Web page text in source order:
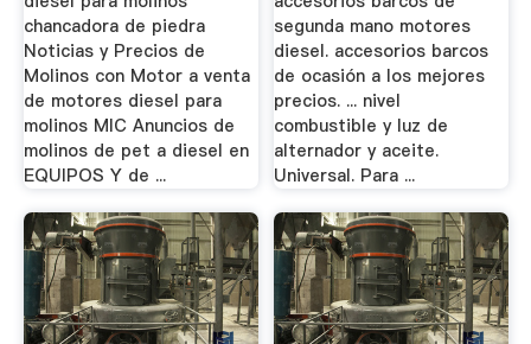
chancadora de piedra
Noticias y Precios de
Molinos con Motor a venta
de motores diesel para
molinos MIC Anuncios de
molinos de pet a diesel en
EQUIPOS Y de ...
segunda mano motores
diesel. accesorios barcos
de ocasión a los mejores
precios. ... nivel
combustible y luz de
alternador y aceite.
Universal. Para ...